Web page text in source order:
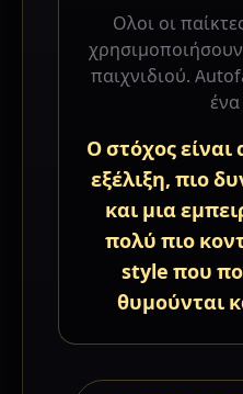
Ολοι οι
παιχνιδιού.
ένα
Ο στόχος
εξέλιξη, πιο
και μια
πολύ πιο
style που
θυμούνται